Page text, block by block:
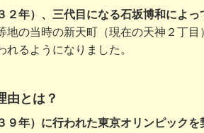
２年）、三代目になる石坂博和によ
地の当時の新天町（現在の天神２丁
れるようになりました。
由とは？
９年）に行われた東京オリンピックを